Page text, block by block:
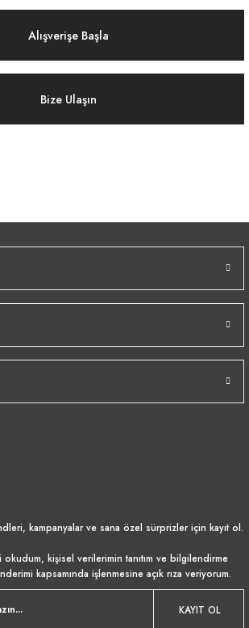
Alışverişe Başla
Bize Ulaşın
kampanyalar ve sana özel sürprizler için kayıt ol.
okudum, kişisel verilerimin tanıtım ve bilgilendirme
kapsamında işlenmesine açık rıza veriyorum.
KAYIT OL